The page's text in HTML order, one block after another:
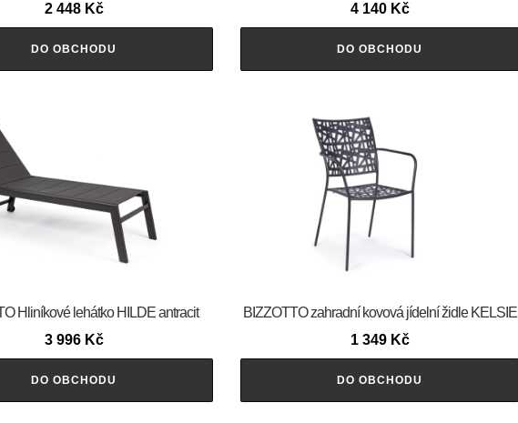
2 448 Kč
DO OBCHODU
4 140 Kč
DO OBCHODU
Hliníkové lehátko HILDE antracit
3 996 Kč
DO OBCHODU
BIZZOTTO zahradní kovová jídelní židle KELSIE
1 349 Kč
DO OBCHODU